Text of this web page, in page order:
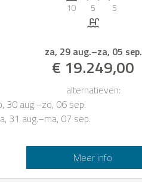
10
5
5
Zwembad
za, 29 aug.–za, 05 sep.
€ 19.249,00
alternatieven:
30 aug.–zo, 06 sep.
31 aug.–ma, 07 sep.
Meer info